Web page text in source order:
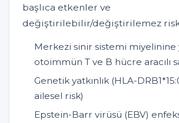
başlıca etkenler ve
değiştirilebilir/değiştirilemez
Merkezi sinir sistemi miyelinine
otoimmün T ve B hücre aracılı
Genetik yatkınlık (HLA-
ailesel risk)
Epstein-Barr virüsü (EBV)